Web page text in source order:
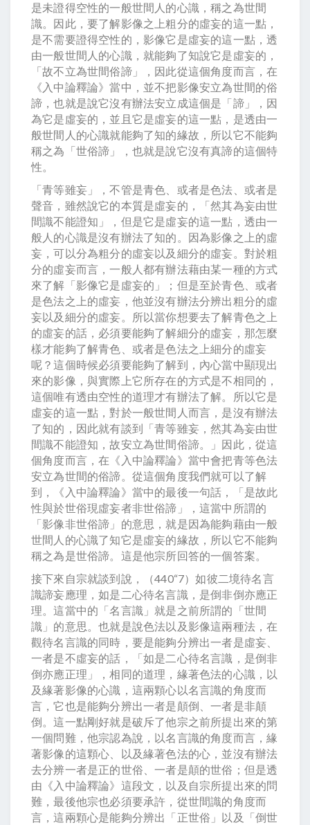
是未證得空性的一般世間人的心識，稱之為世間
識。因此，要了解影像之上粗分的虛妄的這一點，
是不需要證得空性的，影像它是虛妄的這一點，透
由一般世間人的心識，就能夠了知說它是虛妄的，
「故不立為世間俗諦」，因此從這個角度而言，在
《入中論釋論》當中，並不把影像安立為世間的俗
諦，也就是說它沒有辦法安立成這個是「諦」，因
為它是虛妄的，並且它是虛妄的這一點，是透由一
般世間人的心識就能夠了知的緣故，所以它不能夠
稱之為「世俗諦」，也就是說它沒有真諦的這個特
性。
「青等雖妄」，不管是青色、或者是色法、或者是
聲音，雖然說它的本質是虛妄的，「然其為妄由世
間識不能證知」，但是它是虛妄的這一點，透由一
般人的心識是沒有辦法了知的。因為影像之上的虛
妄，可以分為粗分的虛妄以及細分的虛妄。對於粗
分的虛妄而言，一般人都有辦法藉由某一種的方式
來了解「影像它是虛妄的」；但是至於青色、或者
是色法之上的虛妄，他並沒有辦法分辨出粗分的虛
妄以及細分的虛妄。所以當你想要去了解青色之上
的虛妄的話，必須要能夠了解細分的虛妄，那怎麼
樣才能夠了解青色、或者是色法之上細分的虛妄
呢？這個時候必須要能夠了解到，內心當中顯現出
來的影像，與實際上它所存在的方式是不相同的，
這個唯有透由空性的道理才有辦法了解。所以它是
虛妄的這一點，對於一般世間人而言，是沒有辦法
了知的，因此就有談到「青等雖妄，然其為妄由世
間識不能證知，故安立為世間俗諦。」因此，從這
個角度而言，在《入中論釋論》當中會把青等色法
安立為世間的俗諦。從這個角度我們就可以了解
到，《入中論釋論》當中的最後一句話，「是故此
性與於世俗現虛妄者非世俗諦」，這當中所謂的
「影像非世俗諦」的意思，就是因為能夠藉由一般
世間人的心識了知它是虛妄的緣故，所以它不能夠
稱之為是世俗諦。這是他宗所回答的一個答案。
接下來自宗就談到說，（440“7）如彼二境待名言
識諦妄應理，如是二心待名言識，是倒非倒亦應正
理。這當中的「名言識」就是之前所謂的「世間
識」的意思。也就是說色法以及影像這兩種法，在
觀待名言識的同時，要是能夠分辨出一者是虛妄、
一者是不虛妄的話，「如是二心待名言識，是倒非
倒亦應正理」，相同的道理，緣著色法的心識，以
及緣著影像的心識，這兩顆心以名言識的角度而
言，它也是能夠分辨出一者是顛倒、一者是非顛
倒。這一點剛好就是破斥了他宗之前所提出來的第
一個問難，他宗認為說，以名言識的角度而言，緣
著影像的這顆心、以及緣著色法的心，並沒有辦法
去分辨一者是正的世俗、一者是顛的世俗；但是透
由《入中論釋論》這段文，以及自宗所提出來的問
難，最後他宗也必須要承許，從世間識的角度而
言，這兩顆心是能夠分辨出「正世俗」以及「倒世